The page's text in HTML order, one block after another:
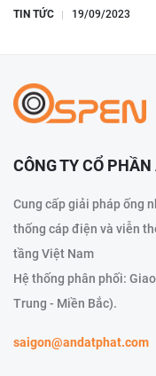
TIN TỨC 19/09/2023
CÔNG TY CỔ
Cung cấp giải pháp ống
thống cáp điện và viễn
tầng Việt Nam
Hệ thống phân phối:
Trung - Miền Bắc).
saigon@andatphat.com